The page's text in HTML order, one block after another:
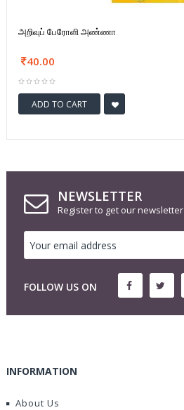
அறிவுப் பேரோளி அண்ணா
40.00
ADD TO CART
NEWSLETTER
Register to get our newsletter
FOLLOW US ON
INFORMATION
About Us